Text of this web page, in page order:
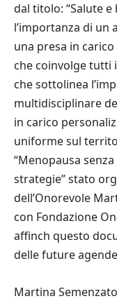
dal titolo: “Salute
l’importanza di un
una presa in
che coinvolge
che sottolinea
multidisciplinare
in carico
uniforme sul
“Menopausa
strategie” stato
dell’Onorevole
con Fondazione
affinch questo
delle future
Martina